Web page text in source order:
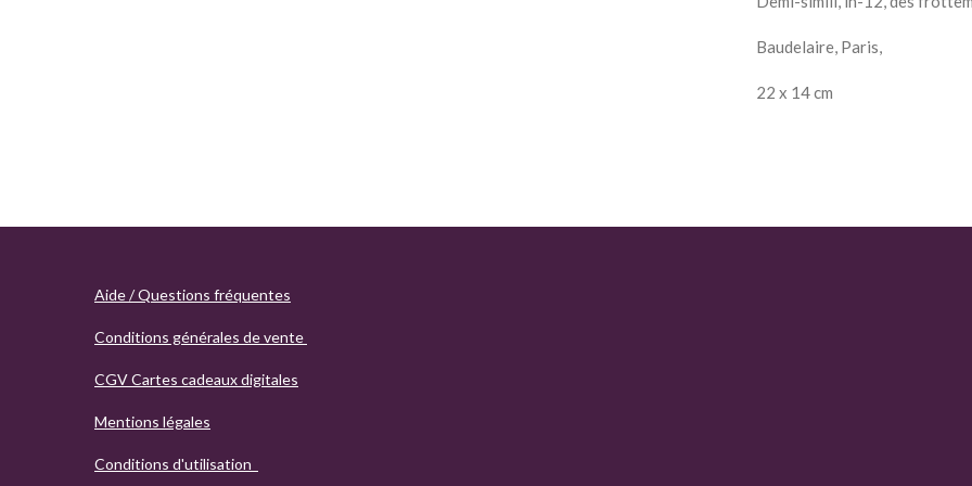
Baudelaire, Paris,
22 x 14 cm
Aide / Questions fréquentes
Conditions générales de vente
CGV Cartes cadeaux digitales
Mentions légales
Conditions d'utilisation